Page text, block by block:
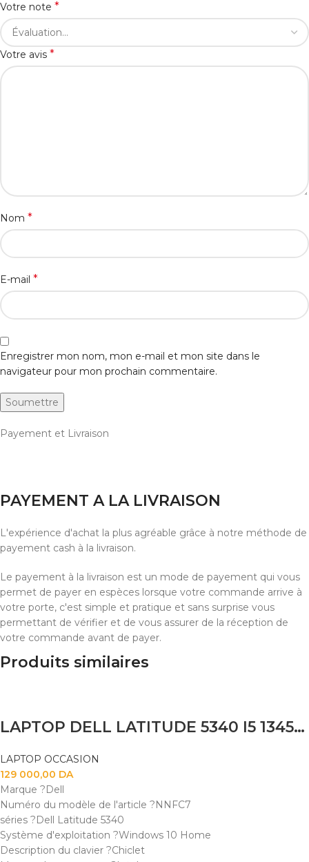
Votre note *
Votre avis *
Nom *
E-mail *
Enregistrer mon nom, mon e-mail et mon site dans le
navigateur pour mon prochain commentaire.
Payement et Livraison
PAYEMENT A LA LIVRAISON
L'expérience d'achat la plus agréable grâce à notre méthode de
payement cash à la livraison.
Le payement à la livraison est un mode de payement qui vous
permet de payer en espèces lorsque votre commande arrive à
votre porte, c'est simple et pratique et sans surprise vous
permettant de vérifier et de vous assurer de la réception de
votre commande avant de payer.
Produits similaires
LAPTOP DELL LATITUDE 5340 I5 1345U 8GB 256SSD 13.3″TACTILE X360
LAPTOP OCCASION
129 000,00 DA
Marque ?Dell
Numéro du modèle de l'article ?NNFC7
séries ?Dell Latitude 5340
Système d'exploitation ?Windows 10 Home
Description du clavier ?Chiclet